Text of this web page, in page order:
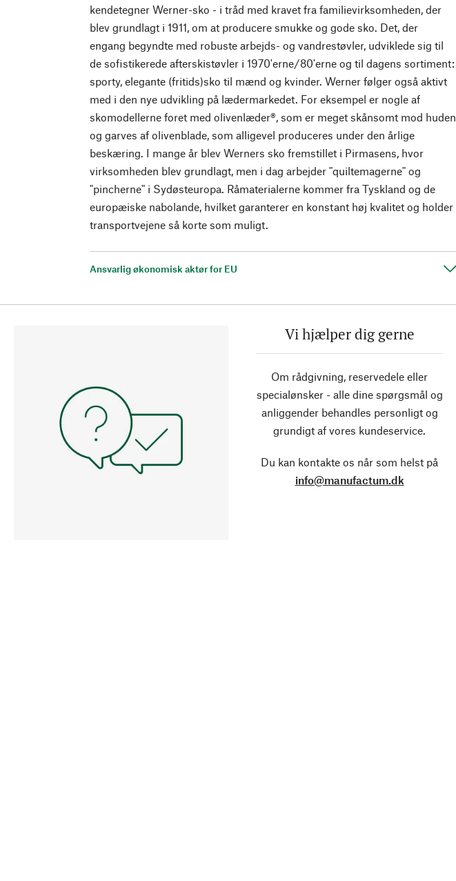
kendetegner Werner-sko - i tråd med kravet fra familievirksomheden, der
blev grundlagt i 1911, om at producere smukke og gode sko. Det, der
engang begyndte med robuste arbejds- og vandrestøvler, udviklede sig til
de sofistikerede afterskistøvler i 1970'erne/80'erne og til dagens sortiment:
sporty, elegante (fritids)sko til mænd og kvinder. Werner følger også aktivt
med i den nye udvikling på lædermarkedet. For eksempel er nogle af
skomodellerne foret med olivenlæder®, som er meget skånsomt mod huden
og garves af olivenblade, som alligevel produceres under den årlige
beskæring. I mange år blev Werners sko fremstillet i Pirmasens, hvor
virksomheden blev grundlagt, men i dag arbejder "quiltemagerne" og
"pincherne" i Sydøsteuropa. Råmaterialerne kommer fra Tyskland og de
europæiske nabolande, hvilket garanterer en konstant høj kvalitet og holder
transportvejene så korte som muligt.
Ansvarlig økonomisk aktør for EU
Vi hjælper dig gerne
Om rådgivning, reservedele eller
specialønsker - alle dine spørgsmål og
anliggender behandles personligt og
grundigt af vores kundeservice.
Du kan kontakte os når som helst på
info@manufactum.dk